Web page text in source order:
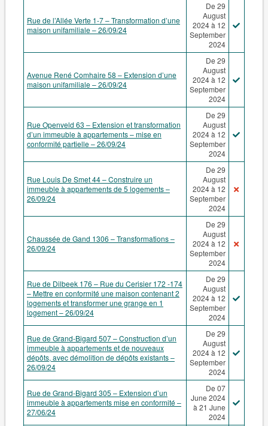
Rue de l’Allée Verte 1-7 – Transformation d’une
maison unifamiliale – 26/09/24
De 29
August
2024 à 12
September
2024
Avenue René Comhaire 58 – Extension d’une
maison unifamiliale – 26/09/24
De 29
August
2024 à 12
September
2024
Rue Openveld 63 – Extension et transformation
d’un immeuble à appartements – mise en
conformité partielle – 26/09/24
De 29
August
2024 à 12
September
2024
Rue Louis De Smet 44 – Construire un
immeuble à appartements de 5 logements –
26/09/24
De 29
August
2024 à 12
September
2024
Chaussée de Gand 1306 – Transformations –
26/09/24
De 29
August
2024 à 12
September
2024
Rue de Dilbeek 176 – Rue du Cerisier 172 -174
– Mettre en conformité une maison contenant 2
logements et transformer une grange en 1
logement – 26/09/24
De 29
August
2024 à 12
September
2024
Rue de Grand-Bigard 507 – Construction d’un
immeuble à appartements et de nouveaux
dépôts, avec démolition de dépôts existants –
26/09/24
De 29
August
2024 à 12
September
2024
Rue de Grand-Bigard 305 – Extension d’un
immeuble à appartements mise en conformité –
27/06/24
De 07
June 2024
à 21 June
2024